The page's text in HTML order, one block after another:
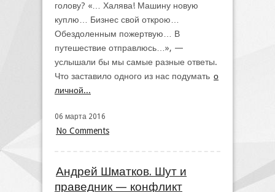
голову? «… Халява! Машину новую
куплю… Бизнес свой открою…
Обездоленным пожертвую… В
путешествие отправлюсь…», —
услышали бы мы самые разные ответы.
Что заставило одного из нас подумать о
личной...
06 марта 2016
No Comments
Андрей Шматков. Шут и
праведник — конфликт